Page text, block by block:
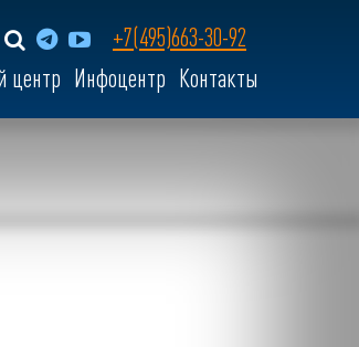
+7(495)663-30-92
центр Инфоцентр Контакты